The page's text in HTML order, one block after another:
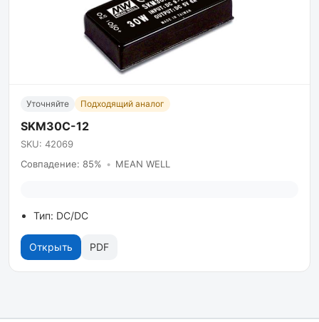
Уточняйте Подходящий аналог
SKM30C-12
SKU: 42069
Совпадение: 85% • MEAN WELL
Тип: DC/DC
Открыть PDF